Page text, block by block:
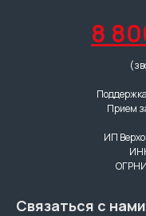
8
Прием
ИП
Связаться с нами